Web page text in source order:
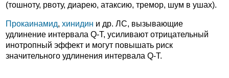
(тошноту, рвоту, диарею, атаксию, тремор, шум в ушах).
Прокаинамид, хинидин и др. ЛС, вызывающие
удлинение интервала Q-T, усиливают отрицательный
инотропный эффект и могут повышать риск
значительного удлинения интервала Q-T.